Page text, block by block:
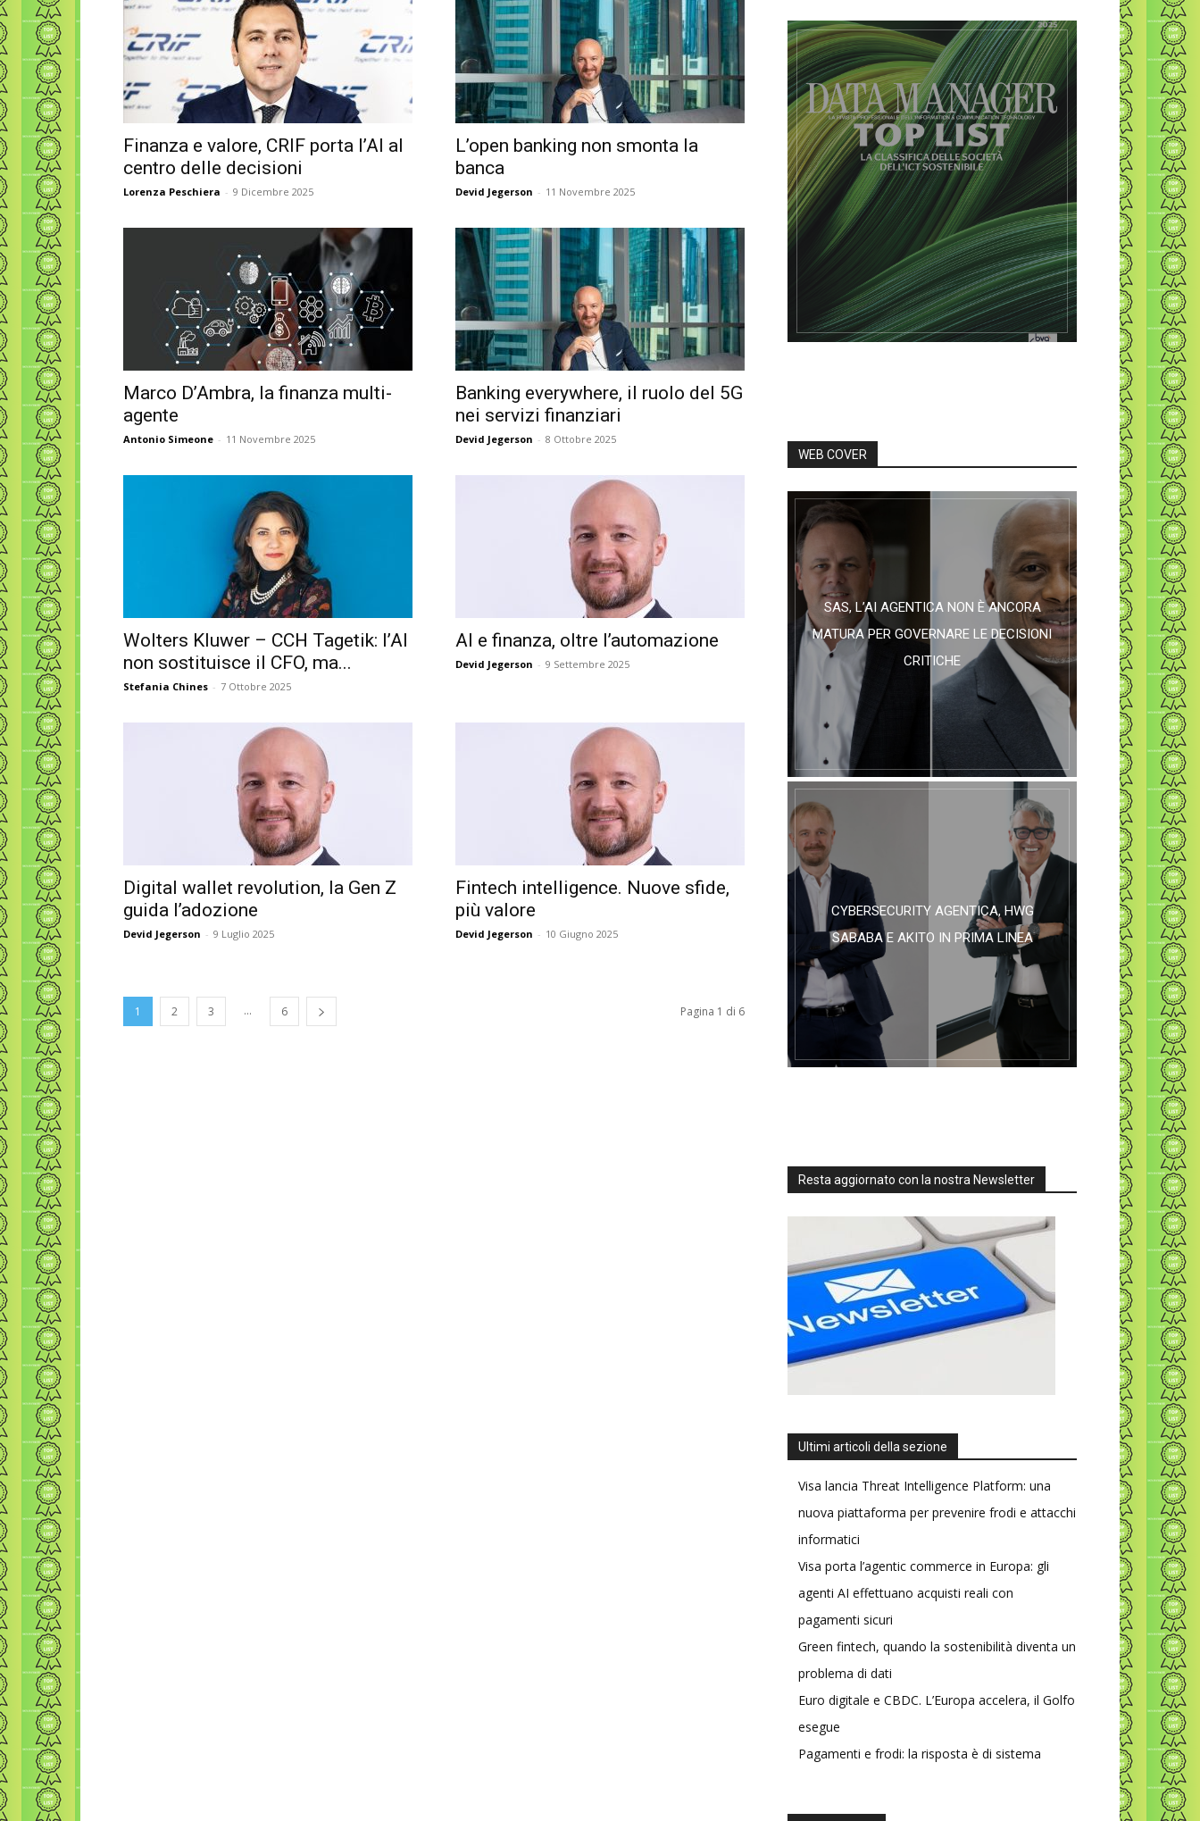
Finanza e valore, CRIF porta l’AI al
centro delle decisioni
Lorenza Peschiera - 9 Dicembre 2025
L’open banking non smonta la
banca
Devid Jegerson - 11 Novembre 2025
Marco D’Ambra, la finanza multi-
agente
Antonio Simeone - 11 Novembre 2025
Banking everywhere, il ruolo del 5G
nei servizi finanziari
Devid Jegerson - 8 Ottobre 2025
Wolters Kluwer – CCH Tagetik: l’AI
non sostituisce il CFO, ma...
Stefania Chines - 7 Ottobre 2025
AI e finanza, oltre l’automazione
Devid Jegerson - 9 Settembre 2025
Digital wallet revolution, la Gen Z
guida l’adozione
Devid Jegerson - 9 Luglio 2025
Fintech intelligence. Nuove sfide,
più valore
Devid Jegerson - 10 Giugno 2025
1 2 3 ... 6 Pagina 1 di 6
WEB COVER
SAS, L’AI AGENTICA NON È ANCORA
MATURA PER GOVERNARE LE DECISIONI
CRITICHE
CYBERSECURITY AGENTICA, HWG
SABABA E AKITO IN PRIMA LINEA
Resta aggiornato con la nostra Newsletter
Ultimi articoli della sezione
Visa lancia Threat Intelligence Platform: una
nuova piattaforma per prevenire frodi e attacchi
informatici
Visa porta l’agentic commerce in Europa: gli
agenti AI effettuano acquisti reali con
pagamenti sicuri
Green fintech, quando la sostenibilità diventa un
problema di dati
Euro digitale e CBDC. L’Europa accelera, il Golfo
esegue
Pagamenti e frodi: la risposta è di sistema